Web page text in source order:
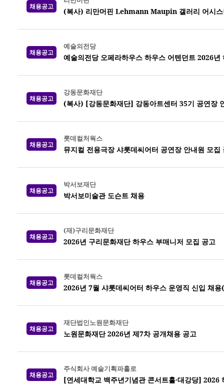
채용공고
(복사) 리만머핀 Lehmann Maupin 갤러리 어시스
채용공고
예술의전당
예술의전당 오페라하우스 하우스 어텐던트 2026
채용공고
강동문화재단
(복사) [강동문화재단] 강동아트센터 35기 공연장
채용공고
롯데컬처웍스
뮤지컬 전용극장 샤롯데씨어터 공연장 안내원 모
채용공고
박서보재단
박서보미술관 도슨트 채용
채용공고
(재)구리문화재단
2026년 구리문화재단 하우스 부매니저 모집 공고
채용공고
롯데컬처웍스
2026년 7월 샤롯데씨어터 하우스 운영직 신입 채
채용공고
재단법인노원문화재단
노원문화재단 2026년 제7차 공개채용 공고
채용공고
주식회사 예술기획파홀로
[연세대학교 백주년기념관 콘서트홀·대강당] 2026